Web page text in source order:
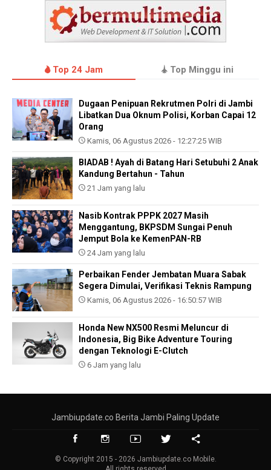
Top 24 Jam Top Minggu ini
Dugaan Penipuan Rekrutmen Polri di Jambi
Libatkan Dua Oknum Polisi, Korban Capai 12
Orang
Kamis, 06 Agustus 2026 - 12:27:25 WIB
BIADAB ! Ayah di Batang Hari Setubuhi 2 Anak
Kandung Bertahun - Tahun
21 Jam yang lalu
Nasib Kontrak PPPK 2027 Masih
Menggantung, BKPSDM Sungai Penuh
Jemput Bola ke KemenPAN-RB
24 Jam yang lalu
Perbaikan Fender Jembatan Muara Sabak
Segera Dimulai, Verifikasi Teknis Rampung
Kamis, 06 Agustus 2026 - 16:50:57 WIB
Honda New NX500 Resmi Meluncur di
Indonesia, Big Bike Adventure Touring
dengan Teknologi E-Clutch
6 Jam yang lalu
Jambiupdate.co Berita Jambi Paling Update
© Copyright 2015 - 2026 Jambiupdate.co Mobile.